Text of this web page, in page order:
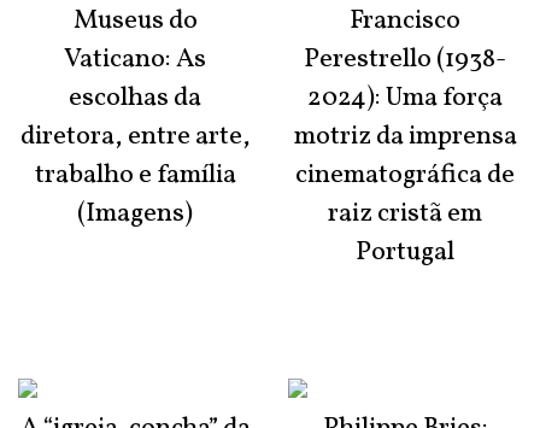
Museus do
Vaticano: As
escolhas da
diretora, entre arte,
trabalho e família
(Imagens)
Francisco
Perestrello (1938-
2024): Uma força
motriz da imprensa
cinematográfica de
raiz cristã em
Portugal